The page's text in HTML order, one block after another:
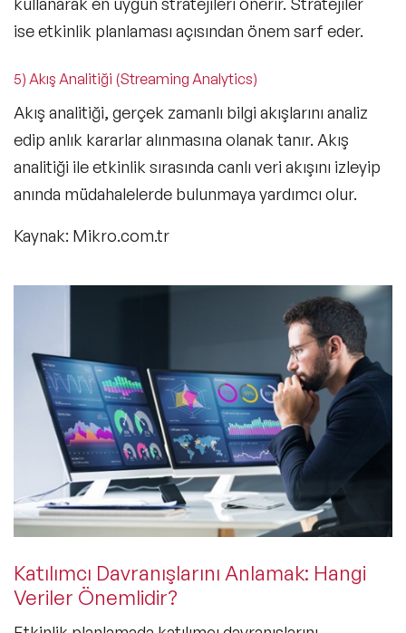
ise etkinlik planlaması açısından önem sarf eder.
5) Akış Analitiği (Streaming Analytics)
Akış analitiği, gerçek zamanlı bilgi akışlarını analiz
edip anlık kararlar alınmasına olanak tanır. Akış
analitiği ile etkinlik sırasında canlı veri akışını izleyip
anında müdahalelerde bulunmaya yardımcı olur.
Kaynak: Mikro.com.tr
Katılımcı Davranışlarını Anlamak: Hangi
Veriler Önemlidir?